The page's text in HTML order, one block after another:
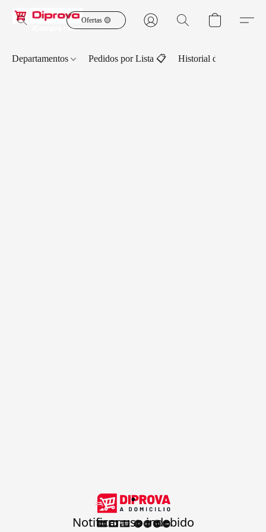
Ofertas 🟡
Departamentos Pedidos por Lista 📋 Historial de Pedidos
.
Notificar uso indebido